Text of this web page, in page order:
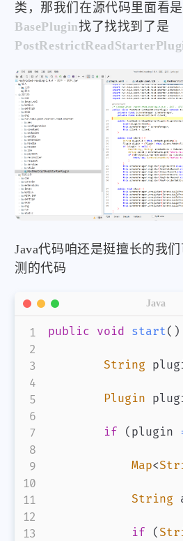
类，那我们在源代码里面看
BasePlugin找了找找到了是
Java代码咱还是挺擅长的我
测的代码
public void start( )
String
Plugin
if ( plugin
Map<
String
if (
Java